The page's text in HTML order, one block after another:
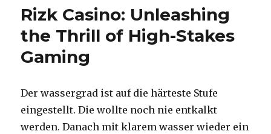
Low
Rizk Casino: Unleashing
the Thrill of High-Stakes
Gaming
Der wassergrad ist auf die härteste Stufe
eingestellt. Die wollte noch nie entkalkt
werden. Danach mit klarem wasser wieder ein